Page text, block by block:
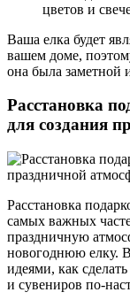
цветов и
Ваша елка будет
вашем доме,
она была заметной
Расстановка
для создания
Расстановка
самых важных
праздничную
новогоднюю елку.
идеями, как
и сувениров по-